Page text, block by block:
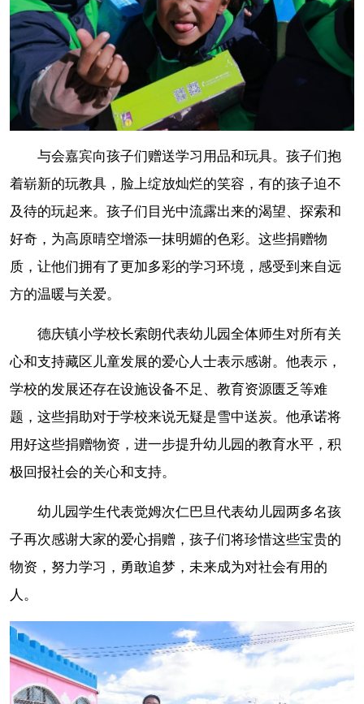
与会嘉宾向孩子们赠送学习用品和玩具。孩子们抱
着崭新的玩教具，脸上绽放灿烂的笑容，有的孩子迫不
及待的玩起来。孩子们目光中流露出来的渴望、探索和
好奇，为高原晴空增添一抹明媚的色彩。这些捐赠物
质，让他们拥有了更加多彩的学习环境，感受到来自远
方的温暖与关爱。
德庆镇小学校长索朗代表幼儿园全体师生对所有关
心和支持藏区儿童发展的爱心人士表示感谢。他表示，
学校的发展还存在设施设备不足、教育资源匮乏等难
题，这些捐助对于学校来说无疑是雪中送炭。他承诺将
用好这些捐赠物资，进一步提升幼儿园的教育水平，积
极回报社会的关心和支持。
幼儿园学生代表觉姆次仁巴旦代表幼儿园两多名孩
子再次感谢大家的爱心捐赠，孩子们将珍惜这些宝贵的
物资，努力学习，勇敢追梦，未来成为对社会有用的
人。